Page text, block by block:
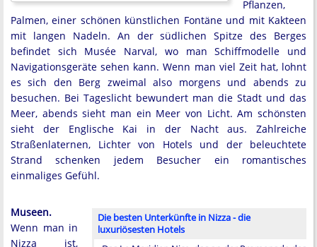
Pflanzen,
Palmen, einer schönen künstlichen Fontäne und mit Kakteen
mit langen Nadeln. An der südlichen Spitze des Berges
befindet sich Musée Narval, wo man Schiffmodelle und
Navigationsgeräte sehen kann. Wenn man viel Zeit hat, lohnt
es sich den Berg zweimal also morgens und abends zu
besuchen. Bei Tageslicht bewundert man die Stadt und das
Meer, abends sieht man ein Meer von Licht. Am schönsten
sieht der Englische Kai in der Nacht aus. Zahlreiche
Straßenlaternen, Lichter von Hotels und der beleuchtete
Strand schenken jedem Besucher ein romantisches
einmaliges Gefühl.
Die besten Unterkünfte in Nizza - die
luxuriösesten Hotels
Museen.
Wenn man in
Nizza ist,